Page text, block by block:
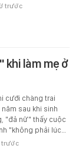
trước
khi làm mẹ ở
cưới chàng trai
năm sau khi sinh
"đả nữ" thấy cuộc
"không phải lúc…
trước